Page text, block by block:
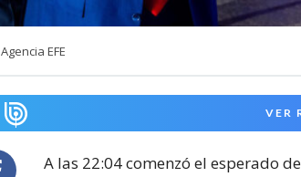
Agencia EFE
VER
A las 22:04 comenzó el esperado